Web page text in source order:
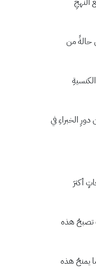
حالةً من
من دورِ الخبراءِ في
أكثرَ
تصبحُ هذه
يمنحُ هذه